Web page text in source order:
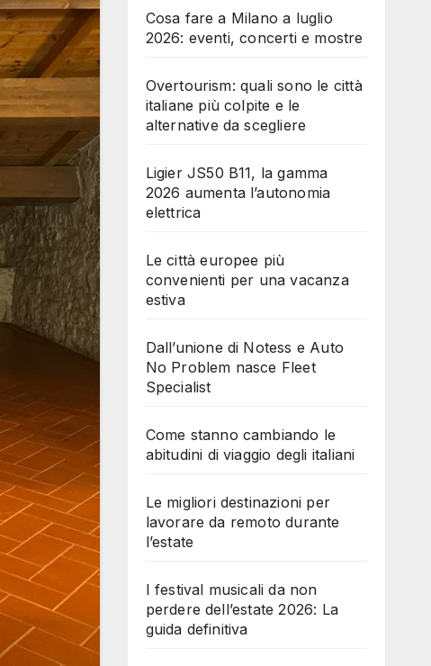
Cosa fare a Milano a luglio
2026: eventi, concerti e mostre
Overtourism: quali sono le città
italiane più colpite e le
alternative da scegliere
Ligier JS50 B11, la gamma
2026 aumenta l’autonomia
elettrica
Le città europee più
convenienti per una vacanza
estiva
Dall’unione di Notess e Auto
No Problem nasce Fleet
Specialist
Come stanno cambiando le
abitudini di viaggio degli italiani
Le migliori destinazioni per
lavorare da remoto durante
l’estate
I festival musicali da non
perdere dell’estate 2026: La
guida definitiva